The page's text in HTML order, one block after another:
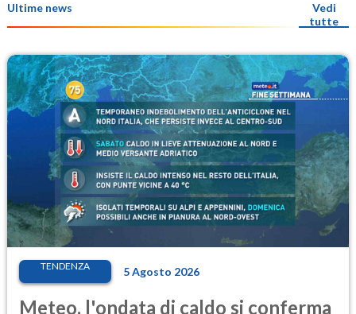
Ultime news
Vedi
tutte
TENDENZA 5 Agosto 2026
Meteo, l'ondata di caldo si conferma